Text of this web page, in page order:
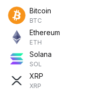
Bitcoin
BTC
Ethereum
ETH
Solana
SOL
XRP
XRP